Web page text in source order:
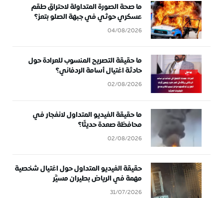
ما صحة الصورة المتداولة لاحتراق طقم
عسكري حوثي في جبهة الصلو بتعز؟
04/08/2026
ما حقيقة التصريح المنسوب للعرادة حول
حادثة اغتيال أسامة الردفاني؟
02/08/2026
ما حقيقة الفيديو المتداول لانفجار في
محافظة صعدة حديثًا؟
02/08/2026
حقيقة الفيديو المتداول حول اغتيال شخصية
مهمة في الرياض بطيران مسيَّر
31/07/2026